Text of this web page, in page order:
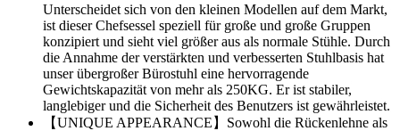
Unterscheidet sich von den kleinen Modellen auf dem Markt,
ist dieser Chefsessel speziell für große und große Gruppen
konzipiert und sieht viel größer aus als normale Stühle. Durch
die Annahme der verstärkten und verbesserten Stuhlbasis hat
unser übergroßer Bürostuhl eine hervorragende
Gewichtskapazität von mehr als 250KG. Er ist stabiler,
langlebiger und die Sicherheit des Benutzers ist gewährleistet.
【UNIQUE APPEARANCE】Sowohl die Rückenlehne als